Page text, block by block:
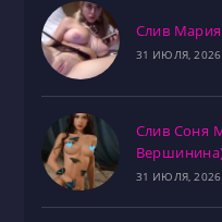
Слив
31 ИЮЛЯ, 2026
Слив Соня
31 ИЮЛЯ, 2026